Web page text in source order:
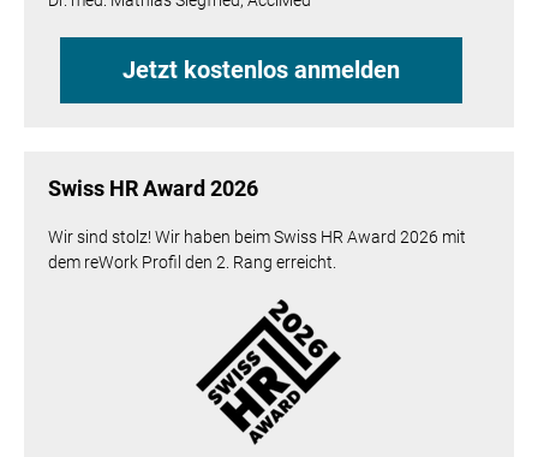
Jetzt kostenlos anmelden
Swiss HR Award 2026
Wir sind stolz! Wir haben beim Swiss HR Award 2026 mit
dem reWork Profil den 2. Rang erreicht.